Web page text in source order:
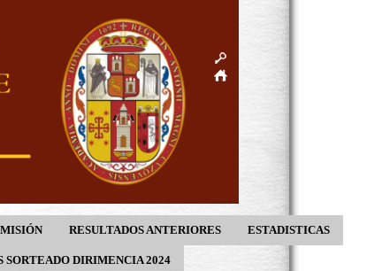
RESULTADOS ANTERIORES ESTADISTICAS
SORTEADO DIRIMENCIA 2024